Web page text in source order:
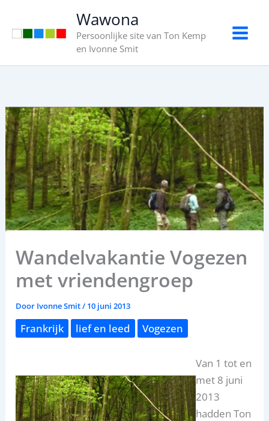
Wawona
Persoonlijke site van Ton Kemp
en Ivonne Smit
Wandelvakantie Vogezen
met vriendengroep
Door Ivonne Smit/ 10 juni 2013
Frankrijk lief en leed Vogezen
Van 1 tot en
met 8 juni
2013
hadden Ton